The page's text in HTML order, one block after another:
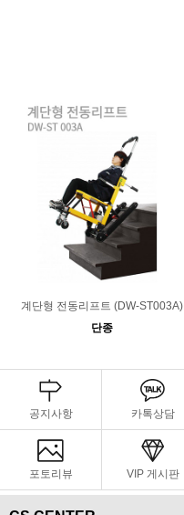
계단형 전동리프트 (DW-ST003A)
단종
공지사항 카톡상담
포토리뷰 VIP 게시판